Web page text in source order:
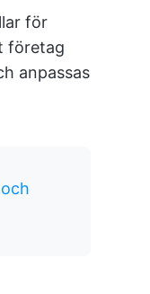
för
företag
anpassas